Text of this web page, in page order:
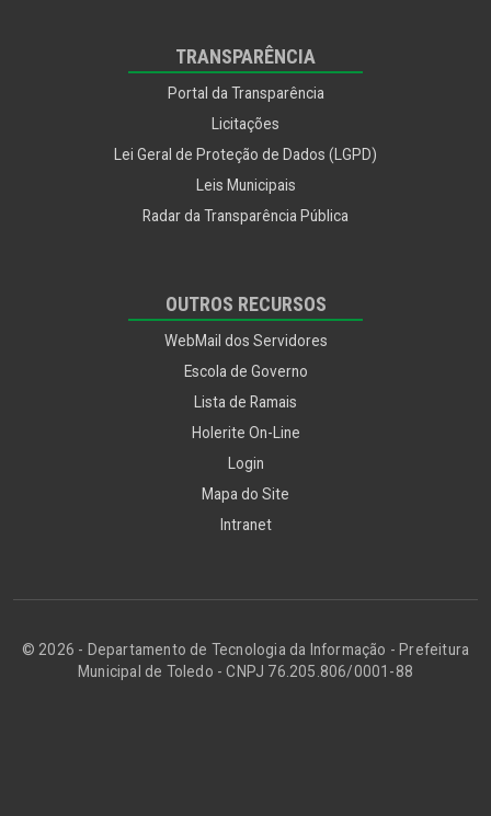
TRANSPARÊNCIA
Portal da Transparência
Licitações
Lei Geral de Proteção de Dados (LGPD)
Leis Municipais
Radar da Transparência Pública
OUTROS RECURSOS
WebMail dos Servidores
Escola de Governo
Lista de Ramais
Holerite On-Line
Login
Mapa do Site
Intranet
© 2026 - Departamento de Tecnologia da Informação - Prefeitura
Municipal de Toledo - CNPJ 76.205.806/0001-88